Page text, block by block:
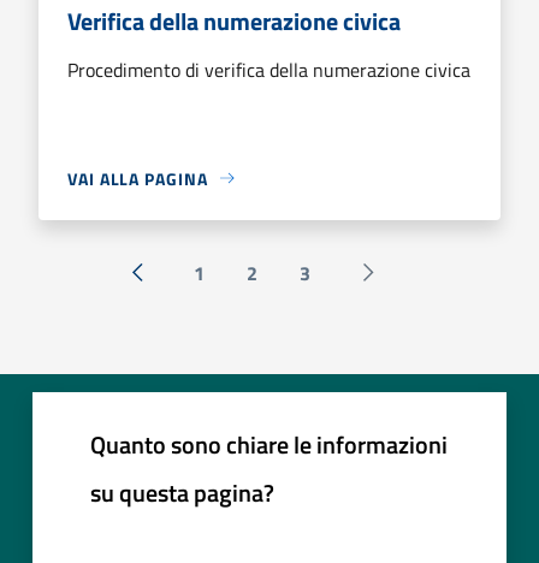
Verifica della numerazione civica
Procedimento di verifica della numerazione civica
VAI ALLA PAGINA
« Precedente
1 2 3 Successiva »
Quanto sono chiare le informazioni
su questa pagina?